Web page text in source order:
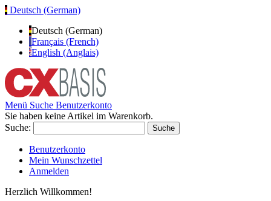
Deutsch (German)
Deutsch (German)
Français (French)
English (Anglais)
Menü Suche Benutzerkonto
Sie haben keine Artikel im Warenkorb.
Suche:
Suche
Benutzerkonto
Mein Wunschzettel
Anmelden
Herzlich Willkommen!